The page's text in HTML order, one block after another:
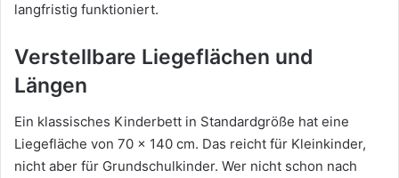
langfristig funktioniert.
Verstellbare Liegeflächen und
Längen
Ein klassisches Kinderbett in Standardgröße hat eine
Liegefläche von 70 x 140 cm. Das reicht für Kleinkinder,
nicht aber für Grundschulkinder. Wer nicht schon nach